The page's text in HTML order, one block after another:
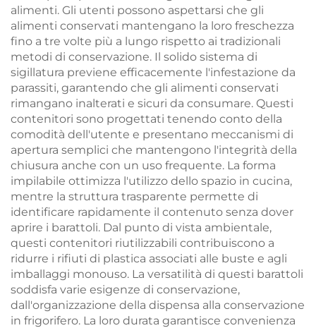
alimenti. Gli utenti possono aspettarsi che gli
alimenti conservati mantengano la loro freschezza
fino a tre volte più a lungo rispetto ai tradizionali
metodi di conservazione. Il solido sistema di
sigillatura previene efficacemente l'infestazione da
parassiti, garantendo che gli alimenti conservati
rimangano inalterati e sicuri da consumare. Questi
contenitori sono progettati tenendo conto della
comodità dell'utente e presentano meccanismi di
apertura semplici che mantengono l'integrità della
chiusura anche con un uso frequente. La forma
impilabile ottimizza l'utilizzo dello spazio in cucina,
mentre la struttura trasparente permette di
identificare rapidamente il contenuto senza dover
aprire i barattoli. Dal punto di vista ambientale,
questi contenitori riutilizzabili contribuiscono a
ridurre i rifiuti di plastica associati alle buste e agli
imballaggi monouso. La versatilità di questi barattoli
soddisfa varie esigenze di conservazione,
dall'organizzazione della dispensa alla conservazione
in frigorifero. La loro durata garantisce convenienza